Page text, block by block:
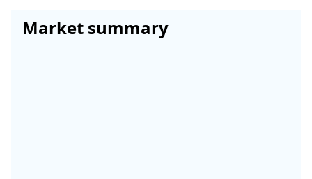
Market summary